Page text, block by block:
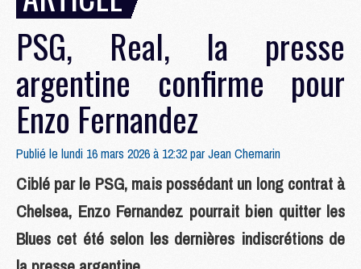
PSG, Real, la presse
argentine confirme pour
Enzo Fernandez
Publié le lundi 16 mars 2026 à 12:32 parJean Chemarin
Ciblé par le PSG, mais possédant un long contrat à
Chelsea, Enzo Fernandez pourrait bien quitter les
Blues cet été selon les dernières indiscrétions de